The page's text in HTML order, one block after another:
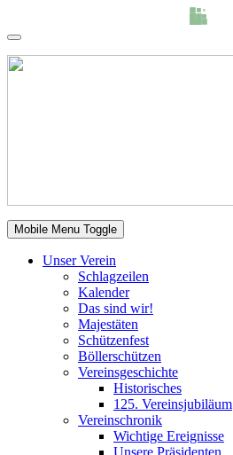
Mobile Menu Toggle
Unser Verein
Schlagzeilen
Kalender
Das sind wir!
Majestäten
Schützenfest
Böllerschützen
Vereinsgeschichte
Historisches
125. Vereinsjubiläum
Vereinschronik
Wichtige Ereignisse
Unsere Präsidenten